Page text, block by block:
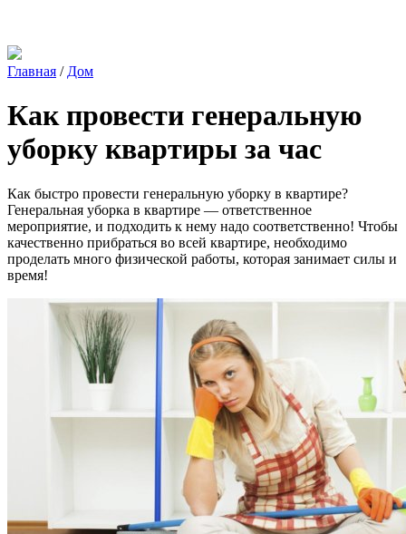
Главная / Дом
Как провести генеральную
уборку квартиры за час
Как быстро провести генеральную уборку в квартире?
Генеральная уборка в квартире — ответственное
мероприятие, и подходить к нему надо соответственно! Чтобы
качественно прибраться во всей квартире, необходимо
проделать много физической работы, которая занимает силы и
время!